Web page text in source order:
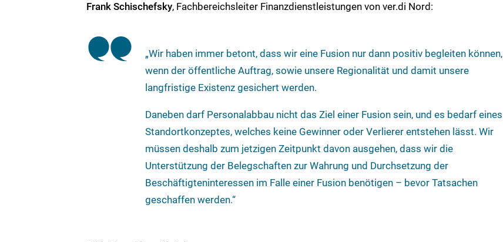
Frank Schischefsky, Fachbereichsleiter Finanzdienstleistungen von ver.di Nord:
„Wir haben immer betont, dass wir eine Fusion nur dann positiv begleiten können,
wenn der öffentliche Auftrag, sowie unsere Regionalität und damit unsere
langfristige Existenz gesichert werden.
Daneben darf Personalabbau nicht das Ziel einer Fusion sein, und es bedarf eines
Standortkonzeptes, welches keine Gewinner oder Verlierer entstehen lässt. Wir
müssen deshalb zum jetzigen Zeitpunkt davon ausgehen, dass wir die
Unterstützung der Belegschaften zur Wahrung und Durchsetzung der
Beschäftigteninteressen im Falle einer Fusion benötigen – bevor Tatsachen
geschaffen werden.“